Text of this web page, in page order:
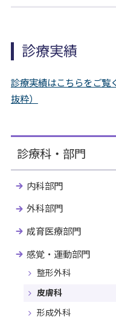
診療実績
診療実績はこちらをご覧
抜粋）
診療科・部門
内科部門
外科部門
成育医療部門
感覚・運動部門
整形外科
皮膚科
形成外科